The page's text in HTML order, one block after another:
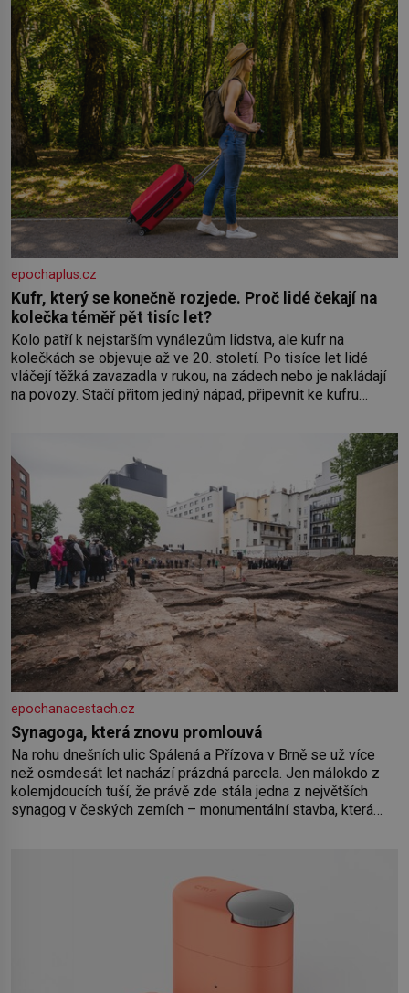
epochaplus.cz
Kufr, který se konečně rozjede. Proč lidé čekají na
kolečka téměř pět tisíc let?
Kolo patří k nejstarším vynálezům lidstva, ale kufr na
kolečkách se objevuje až ve 20. století. Po tisíce let lidé
vláčejí těžká zavazadla v rukou, na zádech nebo je nakládají
na povozy. Stačí přitom jediný nápad, připevnit ke kufru
epochanacestach.cz
Synagoga, která znovu promlouvá
Na rohu dnešních ulic Spálená a Přízova v Brně se už více
než osmdesát let nachází prázdná parcela. Jen málokdo z
kolemjdoucích tuší, že právě zde stála jedna z největších
synagog v českých zemích – monumentální stavba, která